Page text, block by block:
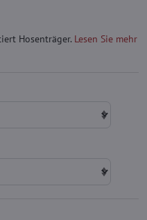
Hosenträger. Lesen Sie mehr